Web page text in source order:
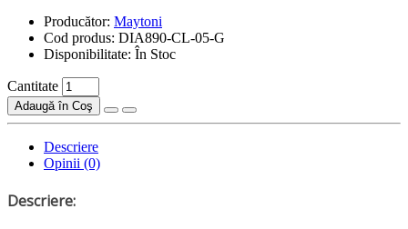
Producător: Maytoni
Cod produs: DIA890-CL-05-G
Disponibilitate: În Stoc
Cantitate
Adaugă în Coş
Descriere
Opinii (0)
Descriere: